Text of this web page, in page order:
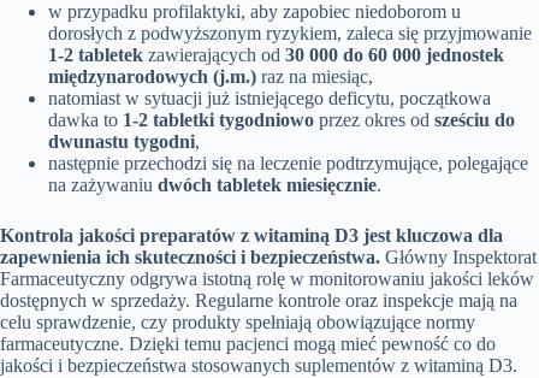
w przypadku profilaktyki, aby zapobiec niedoborom u
dorosłych z podwyższonym ryzykiem, zaleca się przyjmowanie
1-2 tabletek zawierających od 30 000 do 60 000 jednostek
międzynarodowych (j.m.) raz na miesiąc,
natomiast w sytuacji już istniejącego deficytu, początkowa
dawka to 1-2 tabletki tygodniowo przez okres od sześciu do
dwunastu tygodni,
następnie przechodzi się na leczenie podtrzymujące, polegające
na zażywaniu dwóch tabletek miesięcznie.
Kontrola jakości preparatów z witaminą D3 jest kluczowa dla
zapewnienia ich skuteczności i bezpieczeństwa. Główny Inspektorat
Farmaceutyczny odgrywa istotną rolę w monitorowaniu jakości leków
dostępnych w sprzedaży. Regularne kontrole oraz inspekcje mają na
celu sprawdzenie, czy produkty spełniają obowiązujące normy
farmaceutyczne. Dzięki temu pacjenci mogą mieć pewność co do
jakości i bezpieczeństwa stosowanych suplementów z witaminą D3.